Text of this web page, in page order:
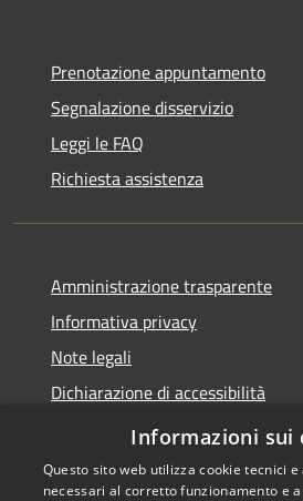
Prenotazione appuntamento
Segnalazione disservizio
Leggi le FAQ
Richiesta assistenza
Amministrazione trasparente
Informativa privacy
Note legali
Dichiarazione di accessibilità
Meccanismo di Feedback
Informazioni sui
Questo sito web utilizza cookie tecnici
necessari al corretto funzionamento e